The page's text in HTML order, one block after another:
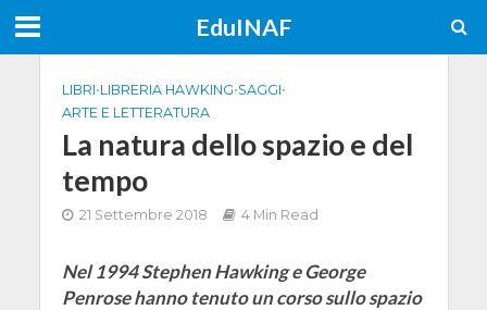
EduINAF
LIBRI•LIBRERIA HAWKING•SAGGI•
ARTE E LETTERATURA
La natura dello spazio e del
tempo
21 Settembre 2018 4 Min Read
Nel 1994 Stephen Hawking e George
Penrose hanno tenuto un corso sullo spazio